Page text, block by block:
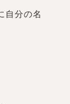
自分の名